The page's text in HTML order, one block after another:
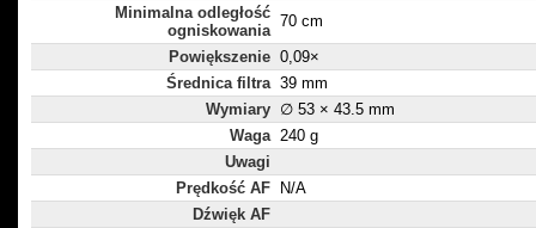
Minimalna odległość
ogniskowania
70 cm
Powiększenie 0,09×
Średnica filtra 39 mm
Wymiary ∅ 53 × 43.5 mm
Waga 240 g
Uwagi
Prędkość AF
N/A
Dźwięk AF